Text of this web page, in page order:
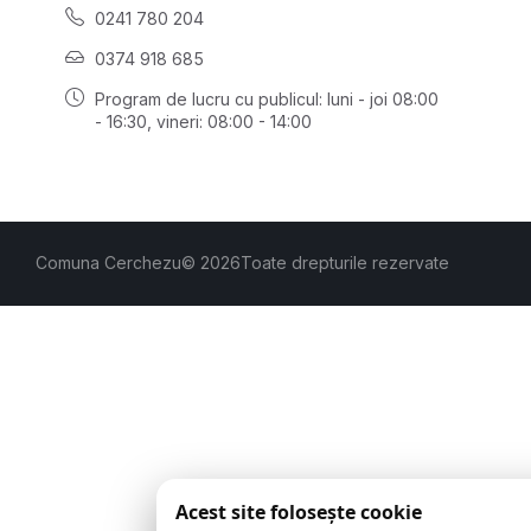
0241 780 204
0374 918 685
Program de lucru cu publicul: luni - joi 08:00
- 16:30 , vineri: 08:00 - 14:00
Comuna Cerchezu© 2026Toate drepturile rezervate
Acest site folosește cookie